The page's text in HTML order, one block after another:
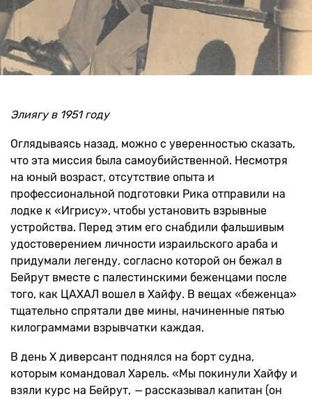
Элиягу в 1951 году
Оглядываясь назад, можно с уверенностью сказать,
что эта миссия была самоубийственной. Несмотря
на юный возраст, отсутствие опыта и
профессиональной подготовки Рика отправили на
лодке к «Игрису», чтобы установить взрывные
устройства. Перед этим его снабдили фальшивым
удостоверением личности израильского араба и
придумали легенду, согласно которой он бежал в
Бейрут вместе с палестинскими беженцами после
того, как ЦАХАЛ вошел в Хайфу. В вещах «беженца»
тщательно спрятали две мины, начиненные пятью
килограммами взрывчатки каждая.
В день Х диверсант поднялся на борт судна,
которым командовал Харель. «Мы покинули Хайфу и
взяли курс на Бейрут, —рассказывал капитан (он